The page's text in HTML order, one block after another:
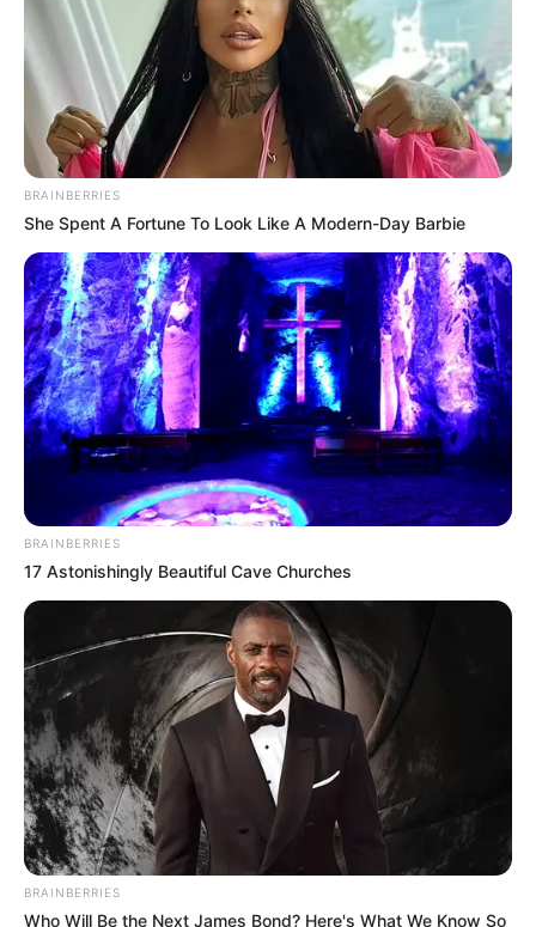
BRAINBERRIES
She Spent A Fortune To Look Like A Modern-Day Barbie
BRAINBERRIES
17 Astonishingly Beautiful Cave Churches
BRAINBERRIES
Who Will Be the Next James Bond? Here's What We Know So